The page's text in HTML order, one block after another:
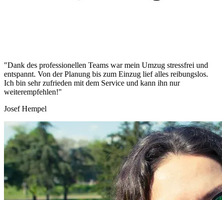
"Dank des professionellen Teams war mein Umzug stressfrei und
entspannt. Von der Planung bis zum Einzug lief alles reibungslos.
Ich bin sehr zufrieden mit dem Service und kann ihn nur
weiterempfehlen!"
Josef Hempel